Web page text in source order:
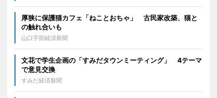
厚狭に保護猫カフェ「ねことおちゃ」 古民家改築、猫と
の触れ合いも
山口宇部経済新聞
文花で学生企画の「すみだタウンミーティング」 4テーマ
で意見交換
すみだ経済新聞